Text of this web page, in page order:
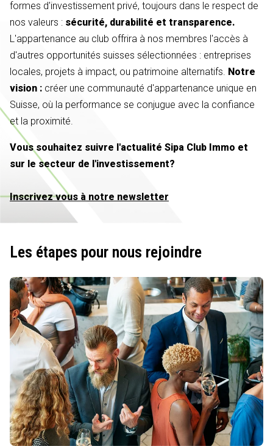
formes d'investissement privé, toujours dans le respect de
nos valeurs : sécurité, durabilité et transparence.
L'appartenance au club offrira à nos membres l'accès à
d'autres opportunités suisses sélectionnées : entreprises
locales, projets à impact, ou patrimoine alternatifs. Notre
vision : créer une communauté d'appartenance unique en
Suisse, où la performance se conjugue avec la confiance
et la proximité.
Vous souhaitez suivre l'actualité Sipa Club Immo et
sur le secteur de l'investissement?
Inscrivez vous à notre newsletter
Les étapes pour nous rejoindre